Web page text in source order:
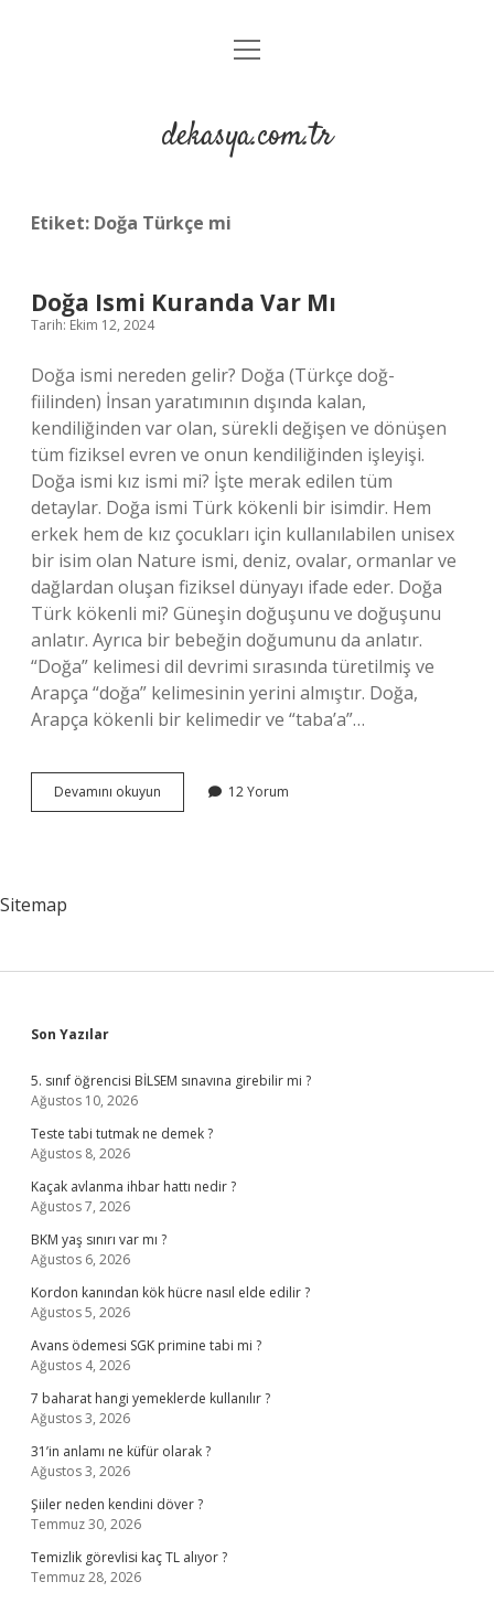
Anasayfa
Yasal Uyarı
menüyü
dekasya.com.tr
Etiket: Doğa Türkçe mi
Doğa Ismi Kuranda Var Mı
Tarih: Ekim 12, 2024
Doğa ismi nereden gelir? Doğa (Türkçe doğ-
fiilinden) İnsan yaratımının dışında kalan,
kendiliğinden var olan, sürekli değişen ve dönüşen
tüm fiziksel evren ve onun kendiliğinden işleyişi.
Doğa ismi kız ismi mi? İşte merak edilen tüm
detaylar. Doğa ismi Türk kökenli bir isimdir. Hem
erkek hem de kız çocukları için kullanılabilen unisex
bir isim olan Nature ismi, deniz, ovalar, ormanlar ve
dağlardan oluşan fiziksel dünyayı ifade eder. Doğa
Türk kökenli mi? Güneşin doğuşunu ve doğuşunu
anlatır. Ayrıca bir bebeğin doğumunu da anlatır.
“Doğa” kelimesi dil devrimi sırasında türetilmiş ve
Arapça “doğa” kelimesinin yerini almıştır. Doğa,
Arapça kökenli bir kelimedir ve “taba’a”…
Devamını okuyun
Ismi
12 Yorum
Sitemap
Sidebar
Son Yazılar
5. sınıf öğrencisi BİLSEM sınavına girebilir mi ?
Ağustos 10, 2026
Teste tabi tutmak ne demek ?
Ağustos 8, 2026
Kaçak avlanma ihbar hattı nedir ?
Ağustos 7, 2026
BKM yaş sınırı var mı ?
Ağustos 6, 2026
Kordon kanından kök hücre nasıl elde edilir ?
Ağustos 5, 2026
Avans ödemesi SGK primine tabi mi ?
Ağustos 4, 2026
7 baharat hangi yemeklerde kullanılır ?
Ağustos 3, 2026
31’in anlamı ne küfür olarak ?
Ağustos 3, 2026
Şiiler neden kendini döver ?
Temmuz 30, 2026
Temizlik görevlisi kaç TL alıyor ?
Temmuz 28, 2026